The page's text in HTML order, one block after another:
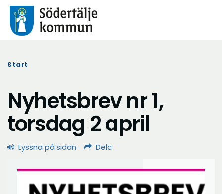
Start
Nyhetsbrev nr 1,
torsdag 2 april
Lyssna på sidan Dela